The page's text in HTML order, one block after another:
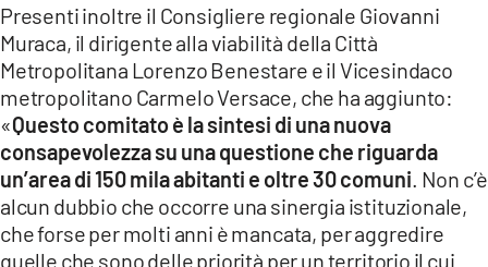
Presenti inoltre il Consigliere regionale Giovanni
Muraca, il dirigente alla viabilità della Città
Metropolitana Lorenzo Benestare e il Vicesindaco
metropolitano Carmelo Versace, che ha aggiunto:
«Questo comitato è la sintesi di una nuova
consapevolezza su una questione che riguarda
un’area di 150 mila abitanti e oltre 30 comuni . Non c’è
alcun dubbio che occorre una sinergia istituzionale,
che forse per molti anni è mancata, per aggredire
quelle che sono delle priorità per un territorio il cui